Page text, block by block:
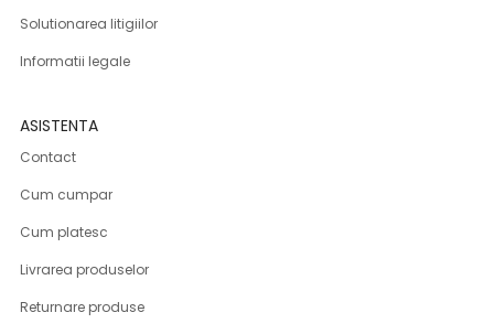
Solutionarea litigiilor
Informatii legale
ASISTENTA
Contact
Cum cumpar
Cum platesc
Livrarea produselor
Returnare produse